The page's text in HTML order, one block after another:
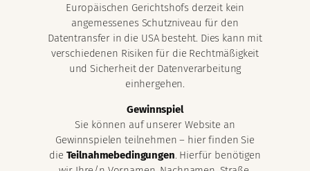
Europäischen Gerichtshofs derzeit kein
angemessenes Schutzniveau für den
Datentransfer in die USA besteht. Dies kann mit
verschiedenen Risiken für die Rechtmäßigkeit
und Sicherheit der Datenverarbeitung
einhergehen.
Gewinnspiel
Sie können auf unserer Website an
Gewinnspielen teilnehmen – hier finden Sie
die Teilnahmebedingungen. Hierfür benötigen